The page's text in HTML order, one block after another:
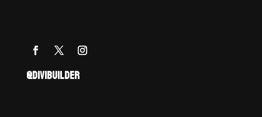
@DIVIBUILDER